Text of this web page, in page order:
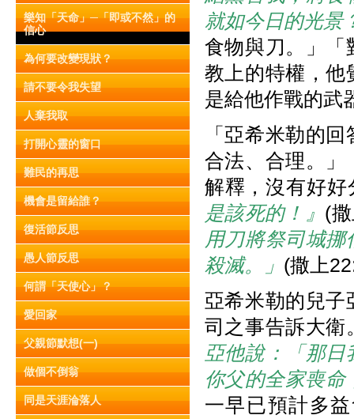
樂知「天命」─「即或不然」的
信心
為何要改變現狀？
請不要令我失望
人棄我取
打開心靈的窗口
難民的再思
機會是留給誰？
復活節反思
愚人節反思
何謂「天使心」？
愛回家
父親節默想(一)
做個不倒翁
同是天涯淪落人
就如今日的光景
食物與刀。」「
教上的特權，他
是給他作戰的武
「亞希米勒的
合法、合理。」
解釋，沒有好
是該死的！』 (
用刀將祭司城
殺滅。」 (撒上
亞希米勒的兒子
司之事告訴大衛
亞他說：「那
你父的全家喪命
一早已預計多